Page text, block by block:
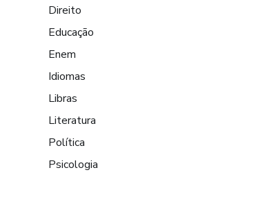
Direito
Educação
Enem
Idiomas
Libras
Literatura
Política
Psicologia